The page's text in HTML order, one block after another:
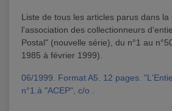
Liste de tous les articles parus dans la
l'association des collectionneurs
Postal" (nouvelle série), du n°1 au
1985 à février 1999).
06/1999. Format A5. 12 pages.
n°1.à "ACEP", c/o .